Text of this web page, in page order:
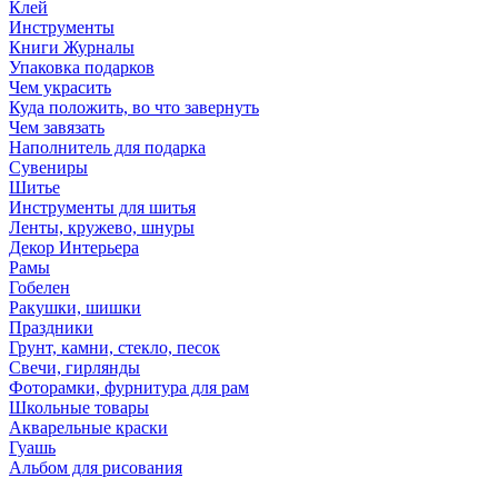
Клей
Инструменты
Книги Журналы
Упаковка подарков
Чем украсить
Куда положить, во что завернуть
Чем завязать
Наполнитель для подарка
Сувениры
Шитье
Инструменты для шитья
Ленты, кружево, шнуры
Декор Интерьера
Рамы
Гобелен
Ракушки, шишки
Праздники
Грунт, камни, стекло, песок
Свечи, гирлянды
Фоторамки, фурнитура для рам
Школьные товары
Акварельные краски
Гуашь
Альбом для рисования